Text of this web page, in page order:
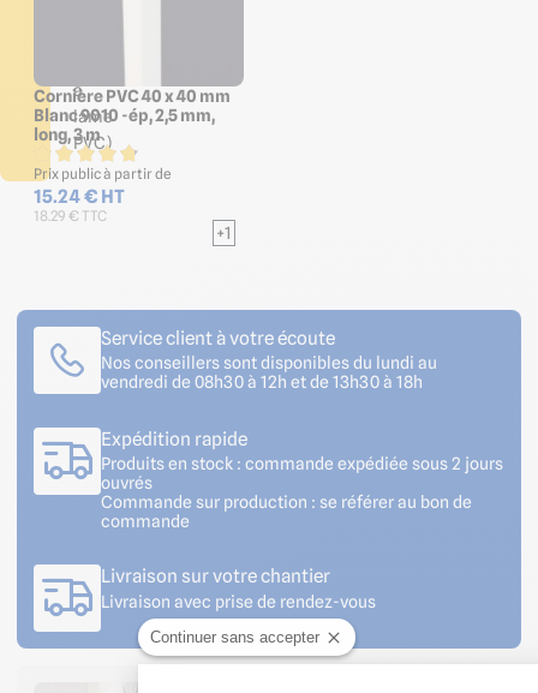
à
lame
PVC)
Cornière PVC 40 x 40 mm
Blanc 9010 -ép, 2,5 mm,
long, 3 m
Prix public à partir de
15.24 € HT
18.29 € TTC
+1
Service client à votre écoute
Nos conseillers sont disponibles du lundi au
vendredi de 08h30 à 12h et de 13h30 à 18h
Expédition rapide
Produits en stock : commande expédiée sous 2 jours
ouvrés
Commande sur production : se référer au bon de
commande
Livraison sur votre chantier
Livraison avec prise de rendez-vous
Continuer sans accepter